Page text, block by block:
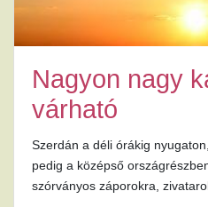
Nagyon nagy
várható
Szerdán a déli órákig
pedig a középső
szórványos záporokra,